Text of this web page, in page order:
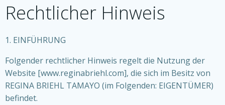
Rechtlicher Hinweis
1. EINFÜHRUNG
Folgender rechtlicher Hinweis regelt die Nutzung der
Website [www.reginabriehl.com], die sich im Besitz von
REGINA BRIEHL TAMAYO (im Folgenden: EIGENTÜMER)
befindet.